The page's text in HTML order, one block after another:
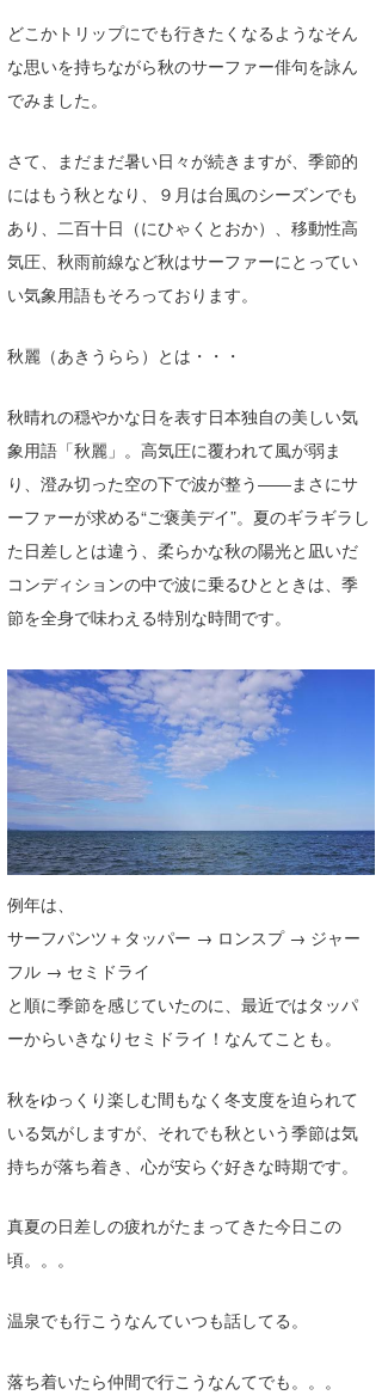
どこかトリップにでも行きたくなるようなそん
な思いを持ちながら秋のサーファー俳句を詠ん
でみました。
さて、まだまだ暑い日々が続きますが、季節的
にはもう秋となり、９月は台風のシーズンでも
あり、二百十日（にひゃくとおか）、移動性高
気圧、秋雨前線など秋はサーファーにとってい
い気象用語もそろっております。
秋麗（あきうらら）とは・・・
秋晴れの穏やかな日を表す日本独自の美しい気
象用語「秋麗」。高気圧に覆われて風が弱ま
り、澄み切った空の下で波が整う――まさにサ
ーファーが求める“ご褒美デイ”。夏のギラギラし
た日差しとは違う、柔らかな秋の陽光と凪いだ
コンディションの中で波に乗るひとときは、季
節を全身で味わえる特別な時間です。
例年は、
サーフパンツ＋タッパー → ロンスプ → ジャー
フル → セミドライ
と順に季節を感じていたのに、最近ではタッパ
ーからいきなりセミドライ！なんてことも。
秋をゆっくり楽しむ間もなく冬支度を迫られて
いる気がしますが、それでも秋という季節は気
持ちが落ち着き、心が安らぐ好きな時期です。
真夏の日差しの疲れがたまってきた今日この
頃。。。
温泉でも行こうなんていつも話してる。
落ち着いたら仲間で行こうなんてでも。。。
Naoya Kimoto
mitsuteru Kamio
Yoshiyuki Obata
arukasvision
DELTA FORCE SURF
メディア
SURFMEDIA
WAVAL
波伝説アンバサダー/プロライダー
中浦“JET”章
嵯峨明日香
進士剛光
NOBUFUKU
大野”MAR”修聖
☆加藤
+☆maki☆+
Aichan
G◎Da
H
KOBU
MIN
mitz
OYZ
S.K
Soulman
VAGY
waka☆=
YUKI☆
ハンマー
まっきー
三輪予報士
小川予報士
上田純子
上條将美
波伝説